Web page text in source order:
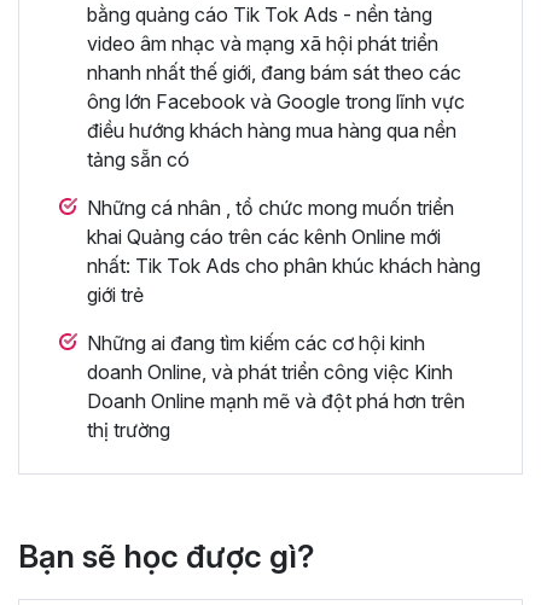
bằng quảng cáo Tik Tok Ads - nền tảng
video âm nhạc và mạng xã hội phát triển
nhanh nhất thế giới, đang bám sát theo các
ông lớn Facebook và Google trong lĩnh vực
điều hướng khách hàng mua hàng qua nền
tảng sẵn có
Những cá nhân , tổ chức mong muốn triển
khai Quảng cáo trên các kênh Online mới
nhất: Tik Tok Ads cho phân khúc khách hàng
giới trẻ
Những ai đang tìm kiếm các cơ hội kinh
doanh Online, và phát triển công việc Kinh
Doanh Online mạnh mẽ và đột phá hơn trên
thị trường
Bạn sẽ học được gì?